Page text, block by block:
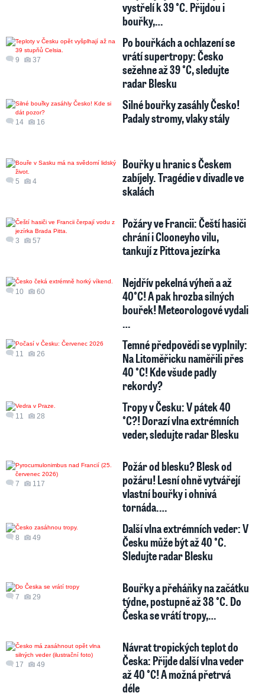
vystřelí k 39 °C. Přijdou i
bouřky,…
9 37
Po bouřkách a ochlazení se
vrátí supertropy: Česko
sežehne až 39 °C, sledujte
radar Blesku
14 16
Silné bouřky zasáhly Česko!
Padaly stromy, vlaky stály
5 4
Bouřky u hranic s Českem
zabíjely. Tragédie v divadle ve
skalách
3 57
Požáry ve Francii: Čeští hasiči
chrání i Clooneyho vilu,
tankují z Pittova jezírka
10 60
Nejdřív pekelná výheň a až
40°C! A pak hrozba silných
bouřek! Meteorologové vydali
…
11 26
Temné předpovědi se vyplnily:
Na Litoměřicku naměřili přes
40 °C! Kde všude padly
rekordy?
11 28
Tropy v Česku: V pátek 40
°C?! Dorazí vlna extrémních
veder, sledujte radar Blesku
7 117
Požár od blesku? Blesk od
požáru! Lesní ohně vytvářejí
vlastní bouřky i ohnivá
tornáda.…
8 49
Další vlna extrémních veder: V
Česku může být až 40 °C.
Sledujte radar Blesku
7 29
Bouřky a přeháňky na začátku
týdne, postupně až 38 °C. Do
Česka se vrátí tropy,…
17 49
Návrat tropických teplot do
Česka: Přijde další vlna veder
až 40 °C! A možná přetrvá
déle